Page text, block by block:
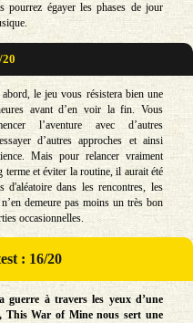
pourrez égayer les phases de jour
20
le jeu vous résistera bien une
avant d’en voir la fin. Vous
l’aventure avec d’autres
d’autres approches et ainsi
Mais pour relancer vraiment
terme et éviter la routine, il aurait été
d'aléatoire dans les rencontres, les
demeure pas moins un très bon
occasionnelles.
: 16/20
guerre à travers les yeux d’une
This War of Mine nous sert une